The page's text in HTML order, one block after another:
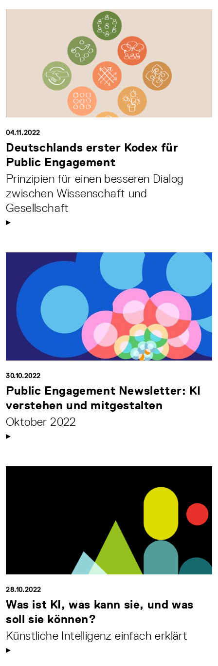
04.11.2022
Deutschlands erster Kodex für
Public Engagement
Prinzipien für einen besseren Dialog
zwischen Wissenschaft und
Gesellschaft
30.10.2022
Public Engagement Newsletter: KI
verstehen und mitgestalten
Oktober 2022
28.10.2022
Was ist KI, was kann sie, und was
soll sie können?
Künstliche Intelligenz einfach erklärt